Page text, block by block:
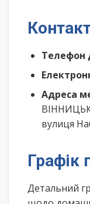
Телефон
Адреса
вулиця
Графік
Детальний